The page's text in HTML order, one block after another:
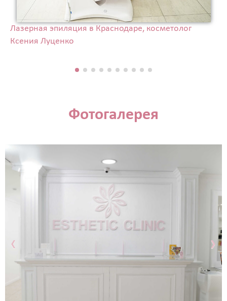
Лазерная эпиляция в Краснодаре, косметолог
Ксения Луценко
Фотогалерея
‹ ›